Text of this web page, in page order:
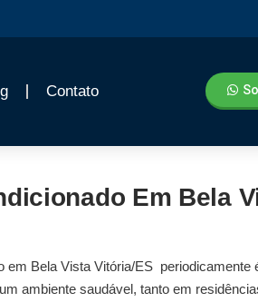
Contato
Em Bela
em Bela Vista Vitória/ES periodicamente
ambiente saudável, tanto em